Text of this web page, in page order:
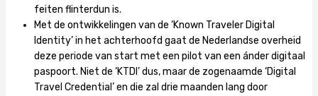
feiten flinterdun is.
Met de ontwikkelingen van de ‘Known Traveler Digital
Identity’ in het achterhoofd gaat de Nederlandse overheid
deze periode van start met een pilot van een ánder digitaal
paspoort. Niet de ‘KTDI’ dus, maar de zogenaamde ‘Digital
Travel Credential’ en die zal drie maanden lang door